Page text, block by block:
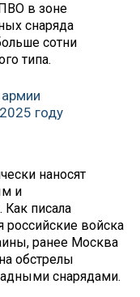
в зоне
снаряда
сотни
типа.
году
наносят
и
писала
российские войска
ранее Москва
на обстрелы
снарядами.